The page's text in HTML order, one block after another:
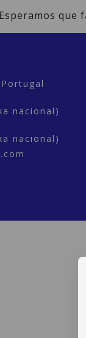
Esperamos que
Portugal
nacional)
nacional)